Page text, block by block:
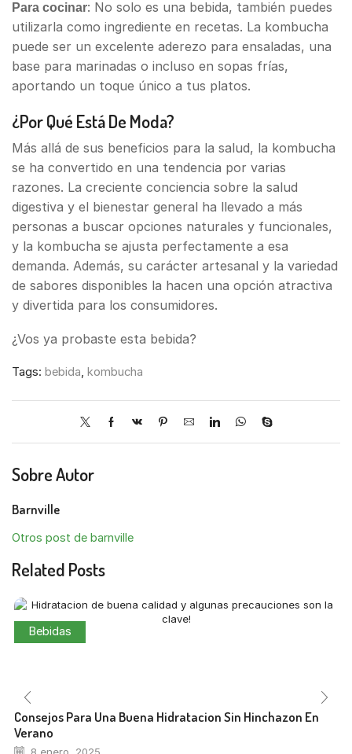
Para cocinar: No solo es una bebida, también puedes
utilizarla como ingrediente en recetas. La kombucha
puede ser un excelente aderezo para ensaladas, una
base para marinadas o incluso en sopas frías,
aportando un toque único a tus platos.
¿Por Qué Está De Moda?
Más allá de sus beneficios para la salud, la kombucha
se ha convertido en una tendencia por varias
razones. La creciente conciencia sobre la salud
digestiva y el bienestar general ha llevado a más
personas a buscar opciones naturales y funcionales,
y la kombucha se ajusta perfectamente a esa
demanda. Además, su carácter artesanal y la variedad
de sabores disponibles la hacen una opción atractiva
y divertida para los consumidores.
¿Vos ya probaste esta bebida?
Tags: bebida, kombucha
Sobre Autor
Barnville
Otros post de barnville
Related Posts
Bebidas
Consejos Para Una Buena Hidratacion Sin Hinchazon En
Verano
8 enero, 2025